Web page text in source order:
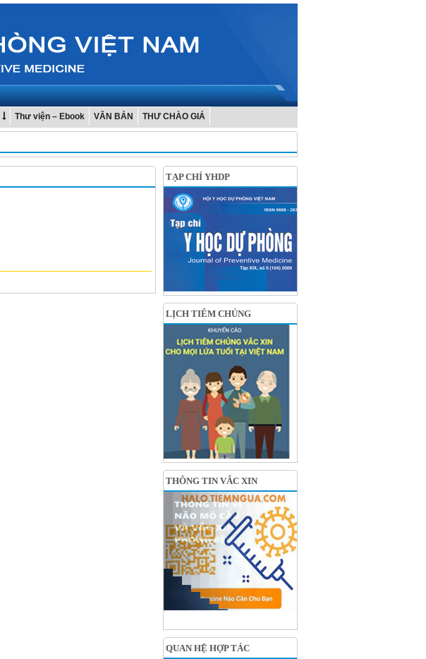
Thư viện – Ebook VĂN BẢN THƯ CHÀO GIÁ
TẠP CHÍ YHDP
LỊCH TIÊM CHỦNG
THÔNG TIN VẮC XIN
QUAN HỆ HỢP TÁC